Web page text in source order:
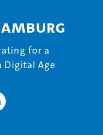
for a
Digital Age